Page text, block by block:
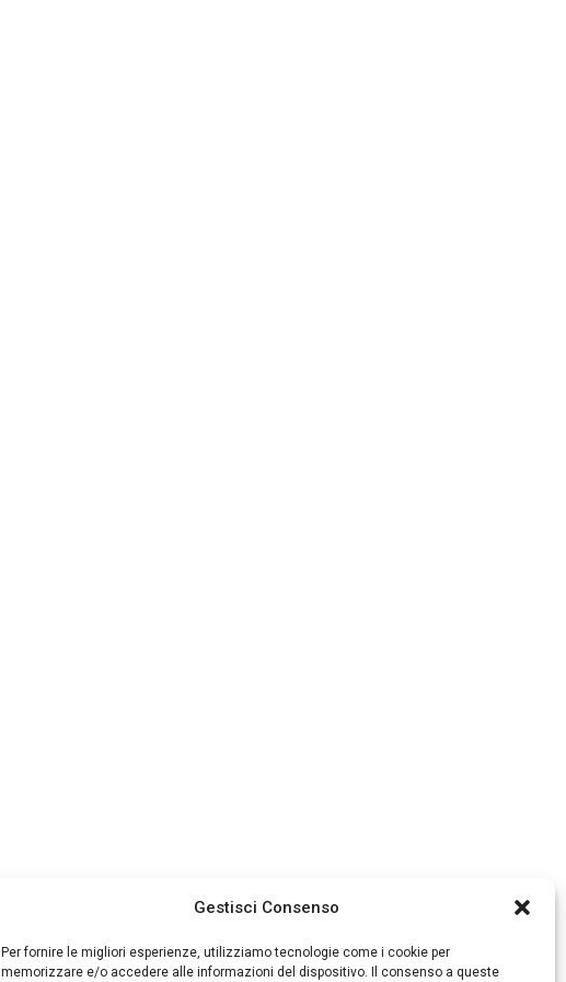
Gestisci Consenso
Per fornire le migliori esperienze, utilizziamo tecnologie come i cookie per
memorizzare e/o accedere alle informazioni del dispositivo. Il consenso a queste